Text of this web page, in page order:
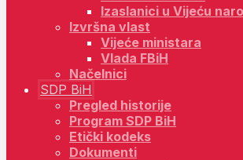
Izaslanici u Vijeću
Izvršna vlast
Vijeće ministara
Vlada FBiH
Načelnici
SDP BiH
Pregled historije
Program SDP BiH
Etički kodeks
Dokumenti